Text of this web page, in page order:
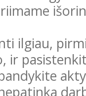
ilgiau,
ir